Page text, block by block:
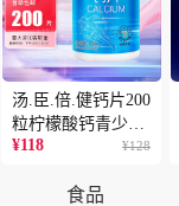
汤.臣.倍.健钙片200
粒柠檬酸钙青少年
成人补钙骨骼健康
¥118 ¥128
食品